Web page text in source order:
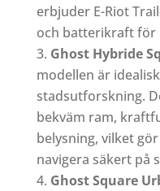
erbjuder E-Riot
och batterikraft för
Ghost Hybride
modellen är
stadsutforskning.
bekväm ram,
belysning, vilket
navigera säkert på
Ghost Square